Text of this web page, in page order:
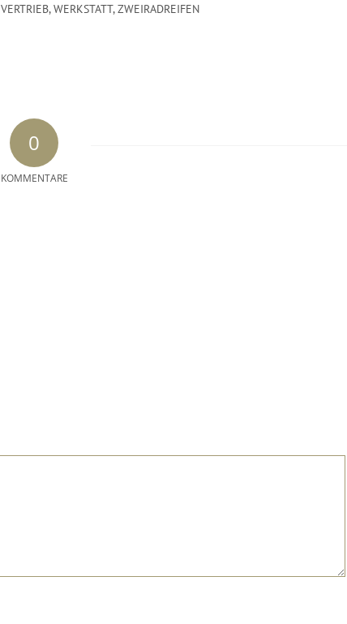
VERTRIEB,WERKSTATT,ZWEIRADREIFEN
0
KOMMENTARE